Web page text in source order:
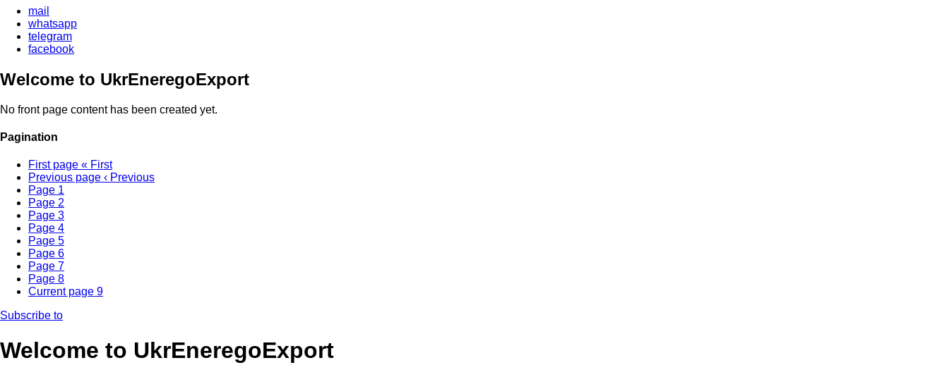
mail
whatsapp
telegram
facebook
Welcome to UkrEneregoExport
No front page content has been created yet.
Pagination
First page « First
Previous page ‹ Previous
Page 1
Page 2
Page 3
Page 4
Page 5
Page 6
Page 7
Page 8
Current page 9
Subscribe to
Welcome to UkrEneregoExport